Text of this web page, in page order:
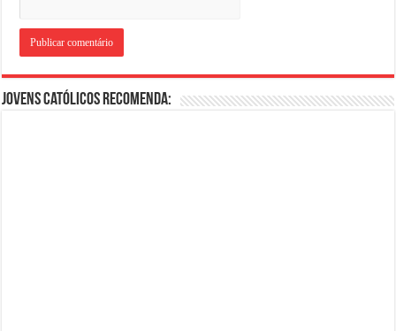
Jovens Católicos Recomenda: